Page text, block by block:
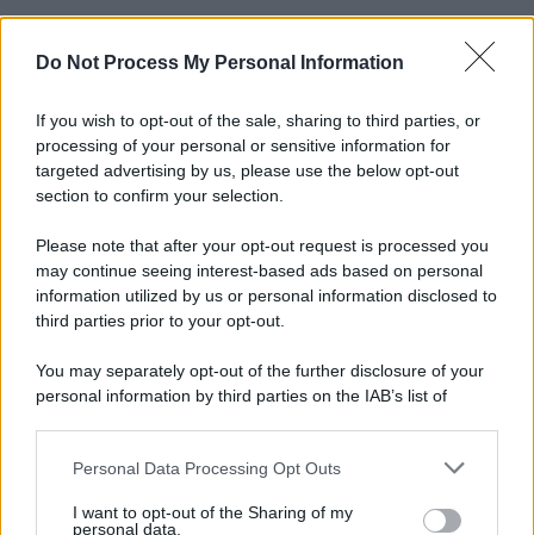
Do Not Process My Personal Information
If you wish to opt-out of the sale, sharing to third parties, or
processing of your personal or sensitive information for
targeted advertising by us, please use the below opt-out
section to confirm your selection.
Please note that after your opt-out request is processed you
may continue seeing interest-based ads based on personal
information utilized by us or personal information disclosed to
third parties prior to your opt-out.
You may separately opt-out of the further disclosure of your
personal information by third parties on the IAB’s list of
This information may also be disclosed by us to third parties
disclose it to other third parties.
Personal Data Processing Opt Outs
I want to opt-out of the Sharing of my
personal data.